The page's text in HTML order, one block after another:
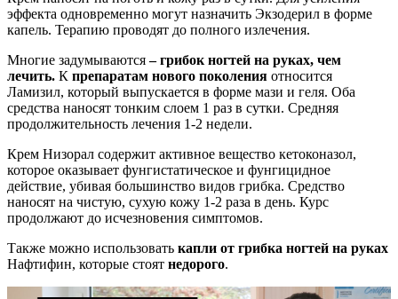
эффекта одновременно могут назначить Экзодерил в форме
капель. Терапию проводят до полного излечения.
Многие задумываются– грибок ногтей на руках, чем
лечить. К препаратам нового поколения относится
Ламизил, который выпускается в форме мази и геля. Оба
средства наносят тонким слоем 1 раз в сутки. Средняя
продолжительность лечения 1-2 недели.
Крем Низорал содержит активное вещество кетоконазол,
которое оказывает фунгистатическое и фунгицидное
действие, убивая большинство видов грибка. Средство
наносят на чистую, сухую кожу 1-2 раза в день. Курс
продолжают до исчезновения симптомов.
Также можно использовать капли от грибка ногтей на руках
Нафтифин, которые стоят недорого.